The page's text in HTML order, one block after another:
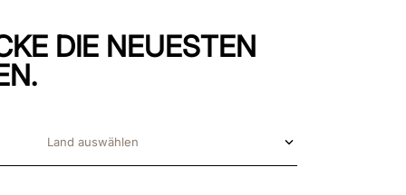
DIE NEUESTEN
Land auswählen